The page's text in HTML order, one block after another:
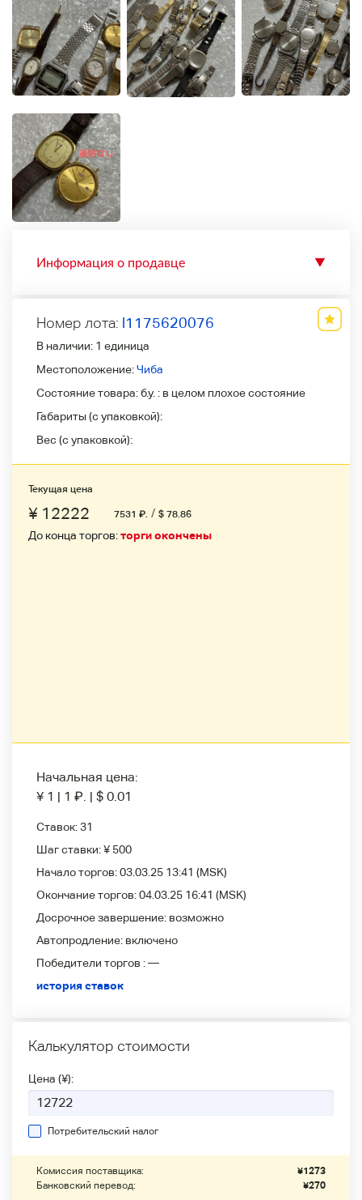
Информация о продавце ▼
Номер лота: l1175620076
В наличии: 1 единица
Местоположение:Чиба
Состояние товара:б.у. : в целом плохое состояние
Габариты (с упаковкой):
Вес (с упаковкой):
Текущая цена
¥ 12222 7531 ₽ / $ 78.86
До конца торгов:торги окончены
Начальная цена:
¥ 1 | 1 ₽ | $ 0.01
Ставок:31
Шаг ставки:¥ 500
Начало торгов:03.03.25 13:41 (MSK)
Окончание торгов:04.03.25 16:41 (MSK)
Досрочное завершение: возможно
Автопродление: включено
Победители
торгов :—
история ставок
Калькулятор стоимости
Цена (¥):
Потребительский налог
Комиссия поставщика: ¥1273
Банковский перевод:
¥270